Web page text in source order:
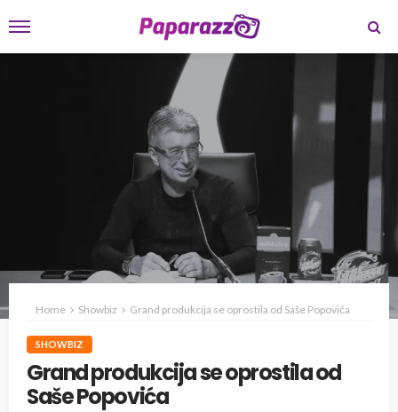
Home Showbiz Grand produkcija se oprostila od Saše Popovića
SHOWBIZ
Grand produkcija se oprostila od
Saše Popovića